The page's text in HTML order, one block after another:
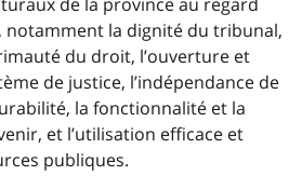
notamment la dignité du tribunal,
du droit, l’ouverture et
de justice, l’indépendance de
la fonctionnalité et la
et l’utilisation efficace et
publiques.